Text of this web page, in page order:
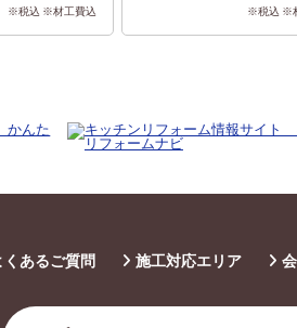
※税込 ※材工費込 ※税込 ※
くあるご質問 施工対応エリア